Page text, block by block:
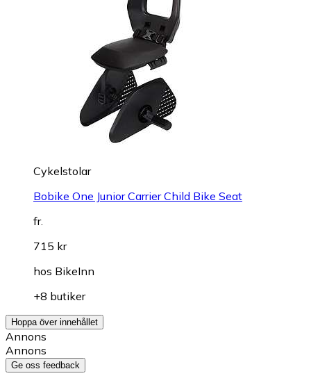
Cykelstolar
Bobike One Junior Carrier Child Bike Seat
fr.
715 kr
hos BikeInn
+8 butiker
Hoppa över innehållet
Annons
Annons
Ge oss feedback